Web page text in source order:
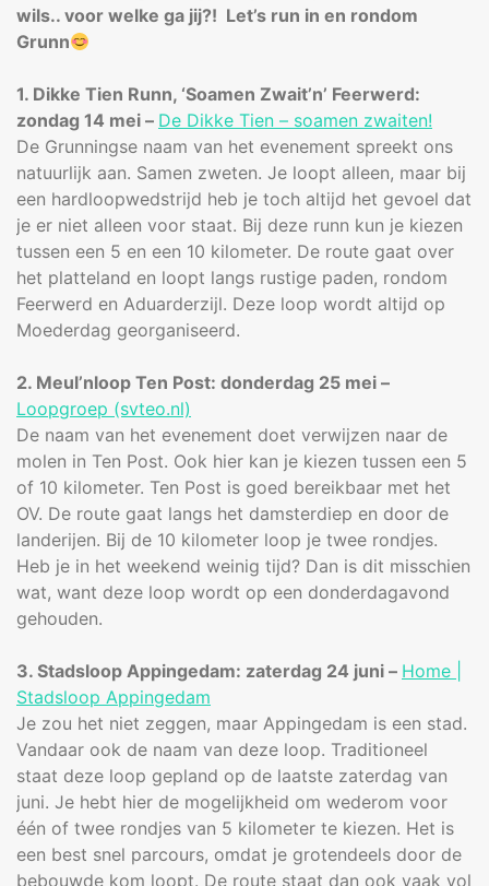
wils.. voor welke ga jij?! Let’s run in en rondom
Grunn
1. Dikke Tien Runn, ‘Soamen Zwait’n’ Feerwerd:
zondag 14 mei – De Dikke Tien – soamen zwaiten!
De Grunningse naam van het evenement spreekt ons
natuurlijk aan. Samen zweten. Je loopt alleen, maar bij
een hardloopwedstrijd heb je toch altijd het gevoel dat
je er niet alleen voor staat. Bij deze runn kun je kiezen
tussen een 5 en een 10 kilometer. De route gaat over
het platteland en loopt langs rustige paden, rondom
Feerwerd en Aduarderzijl. Deze loop wordt altijd op
Moederdag georganiseerd.
2. Meul’nloop Ten Post: donderdag 25 mei –
Loopgroep (svteo.nl)
De naam van het evenement doet verwijzen naar de
molen in Ten Post. Ook hier kan je kiezen tussen een 5
of 10 kilometer. Ten Post is goed bereikbaar met het
OV. De route gaat langs het damsterdiep en door de
landerijen. Bij de 10 kilometer loop je twee rondjes.
Heb je in het weekend weinig tijd? Dan is dit misschien
wat, want deze loop wordt op een donderdagavond
gehouden.
3. Stadsloop Appingedam: zaterdag 24 juni – Home |
Stadsloop Appingedam
Je zou het niet zeggen, maar Appingedam is een stad.
Vandaar ook de naam van deze loop. Traditioneel
staat deze loop gepland op de laatste zaterdag van
juni. Je hebt hier de mogelijkheid om wederom voor
één of twee rondjes van 5 kilometer te kiezen. Het is
een best snel parcours, omdat je grotendeels door de
bebouwde kom loopt. De route staat dan ook vaak vol